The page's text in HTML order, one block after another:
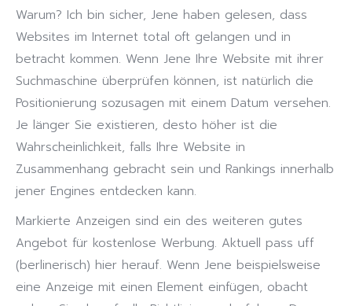
Warum? Ich bin sicher, Jene haben gelesen, dass
Websites im Internet total oft gelangen und in
betracht kommen. Wenn Jene Ihre Website mit ihrer
Suchmaschine überprüfen können, ist natürlich die
Positionierung sozusagen mit einem Datum versehen.
Je länger Sie existieren, desto höher ist die
Wahrscheinlichkeit, falls Ihre Website in
Zusammenhang gebracht sein und Rankings innerhalb
jener Engines entdecken kann.
Markierte Anzeigen sind ein des weiteren gutes
Angebot für kostenlose Werbung. Aktuell pass uff
(berlinerisch) hier herauf. Wenn Jene beispielsweise
eine Anzeige mit einen Element einfügen, obacht